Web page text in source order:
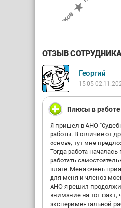
ОТЗЫВ
Георгий
15:05
Плюсы в работе
Я пришел в АНО
работы. В отличие от
основе, тут мне
Тогда работа
работать
плате. Меня очень
для меня и членов
АНО я решил
внимание на тот факт,
экспериментальной